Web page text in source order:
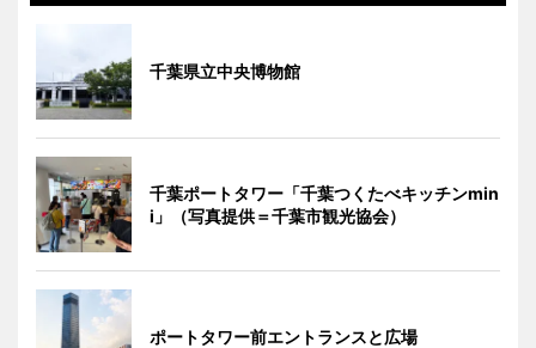
千葉県立中央博物館
千葉ポートタワー「千葉つくたべキッチンmin
i」（写真提供＝千葉市観光協会）
ポートタワー前エントランスと広場